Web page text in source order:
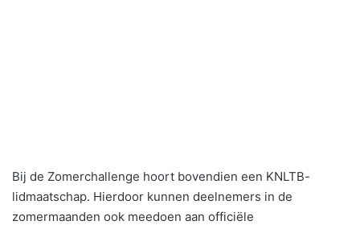
Bij de Zomerchallenge hoort bovendien een KNLTB-
lidmaatschap. Hierdoor kunnen deelnemers in de
zomermaanden ook meedoen aan officiële